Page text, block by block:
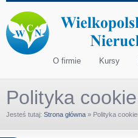
O firmie Kursy
Polityka
Jesteś tutaj: Strona główna » Polityka